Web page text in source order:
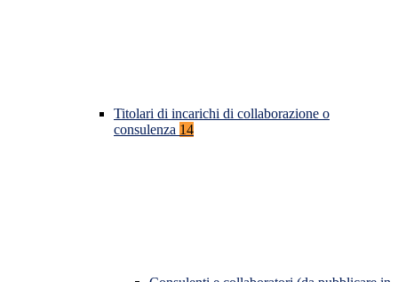
Titolari di incarichi di collaborazione o
consulenza 14